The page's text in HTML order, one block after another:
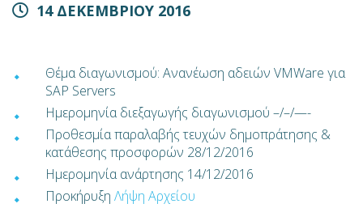
14 ΔΕΚΕΜΒΡΙΟΥ 2016
Θέμα διαγωνισμού: Ανανέωση αδειών VMWare για
SAP Servers
Ημερομηνία διεξαγωγής διαγωνισμού –/–/—-
Προθεσμία παραλαβής τευχών δημοπράτησης &
κατάθεσης προσφορών 28/12/2016
Ημερομηνία ανάρτησης 14/12/2016
Προκήρυξη Λήψη Αρχείου